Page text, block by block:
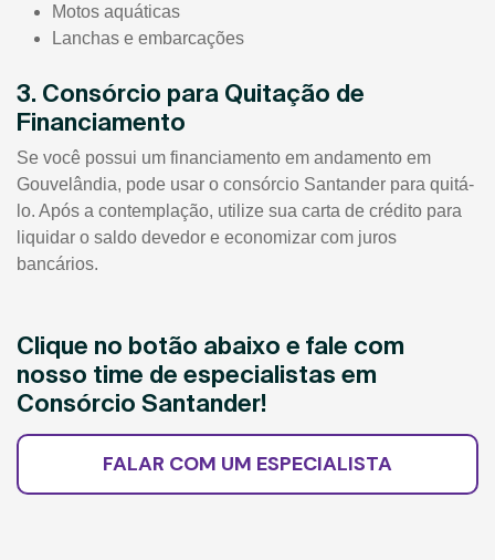
Motos aquáticas
Lanchas e embarcações
3. Consórcio para Quitação de
Financiamento
Se você possui um financiamento em andamento em
Gouvelândia, pode usar o consórcio Santander para quitá-
lo. Após a contemplação, utilize sua carta de crédito para
liquidar o saldo devedor e economizar com juros
bancários.
Clique no botão abaixo e fale com
nosso time de especialistas em
Consórcio Santander!
FALAR COM UM ESPECIALISTA